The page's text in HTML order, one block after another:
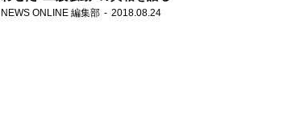
NEWS ONLINE 編集部 2018.08.24